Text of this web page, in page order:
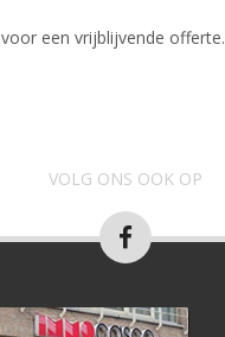
voor een vrijblijvende offerte.
VOLG ONS OOK OP